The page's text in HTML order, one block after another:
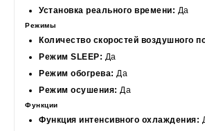
Установка реального времени: Да
Режимы
Количество скоростей воздушного
Режим SLEEP: Да
Режим обогрева: Да
Режим осушения: Да
Функции
Функция интенсивного охлаждения: